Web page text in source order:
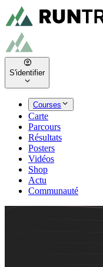
S'identifier
Courses
Carte
Parcours
Résultats
Posters
Vidéos
Shop
Actu
Communauté